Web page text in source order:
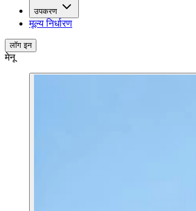
उपकरण
मूल्य निर्धारण
लॉग इन
मेनू